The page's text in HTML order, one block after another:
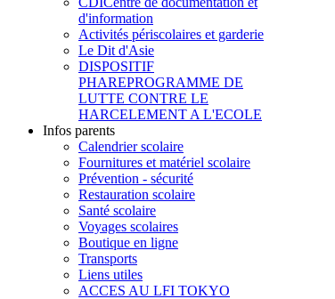
d'information
Activités périscolaires et garderie
Le Dit d'Asie
DISPOSITIF
PHAREPROGRAMME DE
LUTTE CONTRE LE
HARCELEMENT A L'ECOLE
Infos parents
Calendrier scolaire
Fournitures et matériel scolaire
Prévention - sécurité
Restauration scolaire
Santé scolaire
Voyages scolaires
Boutique en ligne
Transports
Liens utiles
ACCES AU LFI TOKYO